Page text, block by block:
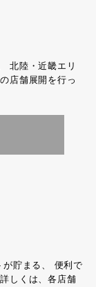
北陸・近畿エリ
店舗展開を行っ
貯まる、
便利で
詳しくは、各店舗